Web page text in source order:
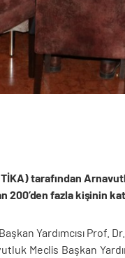
tarafından
fazla kişinin
Yardımcısı Prof.
Meclis Başkan